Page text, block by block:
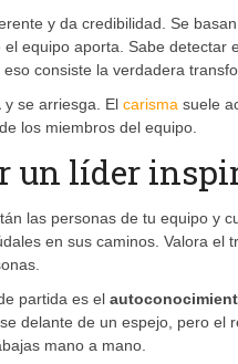
y da credibilidad. Se
equipo aporta. Sabe
consiste la verdadera
y se arriesga. El carisma suele
los miembros del equipo.
un líder
las personas de tu equipo y
en sus caminos. Valora
partida es el
delante de un espejo, pero el
mano a mano.